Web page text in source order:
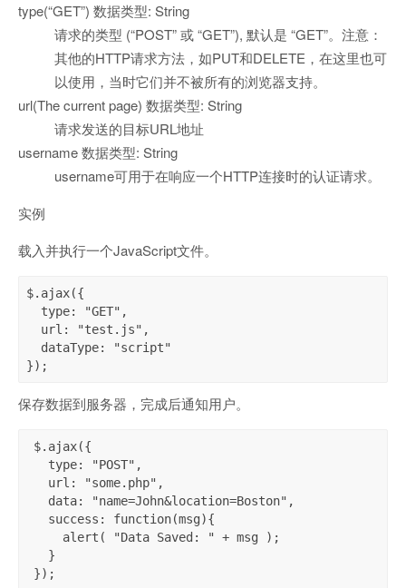
type(“GET”) 数据类型: String
请求的类型 (“POST” 或 “GET”), 默认是 “GET”。注意：
其他的HTTP请求方法，如PUT和DELETE，在这里也可
以使用，当时它们并不被所有的浏览器支持。
url(The current page) 数据类型: String
请求发送的目标URL地址
username 数据类型: String
username可用于在响应一个HTTP连接时的认证请求。
实例
载入并执行一个JavaScript文件。
$.ajax({
});
保存数据到服务器，完成后通知用户。
});